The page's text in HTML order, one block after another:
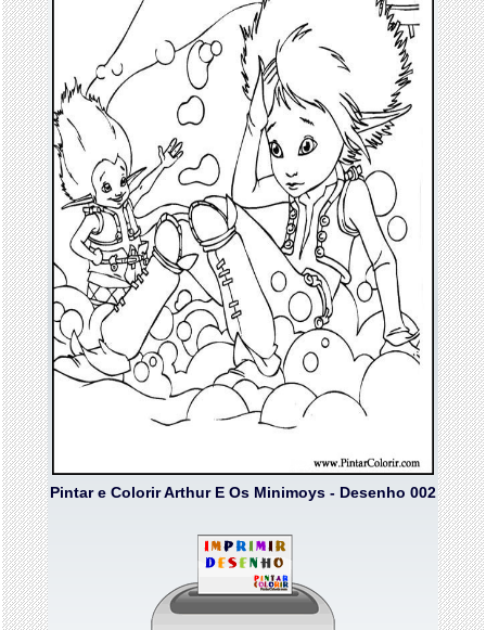
Pintar e Colorir Arthur E Os Minimoys - Desenho 002